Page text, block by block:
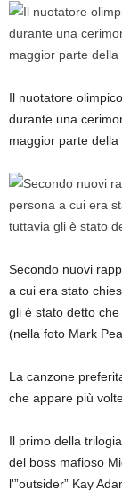
Il nuotatore
durante una
maggior parte
Secondo nuovi
a cui era stato
gli è stato detto
(nella foto Mark
La canzone
che appare più
Il primo della
del boss mafioso
l'”outsider” Kay